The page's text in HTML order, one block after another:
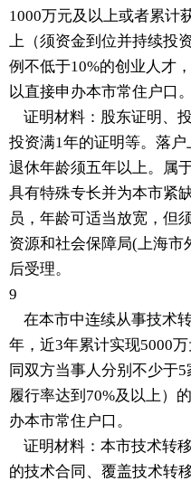
1000万元及以上或者累计
上（须资金到位并持续投
例不低于10%的创业人才
以直接申办本市常住户口。
证明材料：股东证明、
投资满1年的证明等。落
退休年龄须五年以上。属
具有特殊专长并为本市紧
员，年龄可适当放宽，但
资源和社会保障局(上海
后受理。
9
在本市中连续从事技术
年，近3年累计实现5000
同双方当事人分别不少于
履行率达到70%及以上）
办本市常住户口。
证明材料：本市技术转
的技术合同、覆盖技术转